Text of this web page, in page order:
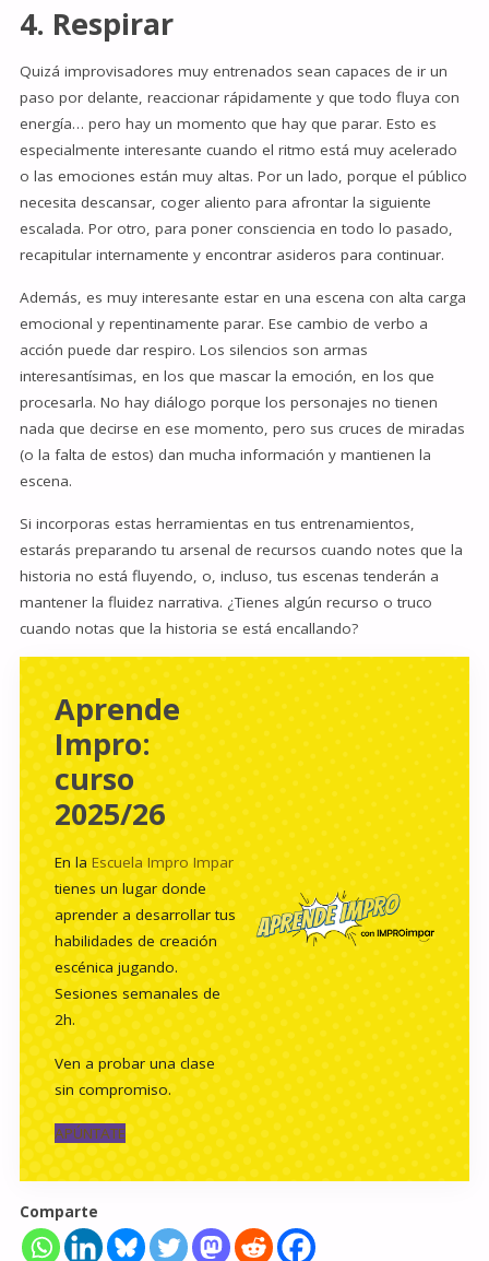
4. Respirar
Quizá improvisadores muy entrenados sean capaces de ir un
paso por delante, reaccionar rápidamente y que todo fluya con
energía… pero hay un momento que hay que parar. Esto es
especialmente interesante cuando el ritmo está muy acelerado
o las emociones están muy altas. Por un lado, porque el público
necesita descansar, coger aliento para afrontar la siguiente
escalada. Por otro, para poner consciencia en todo lo pasado,
recapitular internamente y encontrar asideros para continuar.
Además, es muy interesante estar en una escena con alta carga
emocional y repentinamente parar. Ese cambio de verbo a
acción puede dar respiro. Los silencios son armas
interesantísimas, en los que mascar la emoción, en los que
procesarla. No hay diálogo porque los personajes no tienen
nada que decirse en ese momento, pero sus cruces de miradas
(o la falta de estos) dan mucha información y mantienen la
escena.
Si incorporas estas herramientas en tus entrenamientos,
estarás preparando tu arsenal de recursos cuando notes que la
historia no está fluyendo, o, incluso, tus escenas tenderán a
mantener la fluidez narrativa. ¿Tienes algún recurso o truco
cuando notas que la historia se está encallando?
Aprende
Impro:
curso
2025/26
En la Escuela Impro Impar
tienes un lugar donde
aprender a desarrollar tus
habilidades de creación
escénica jugando.
Sesiones semanales de
2h.
Ven a probar una clase
sin compromiso.
APÚNTATE
Comparte